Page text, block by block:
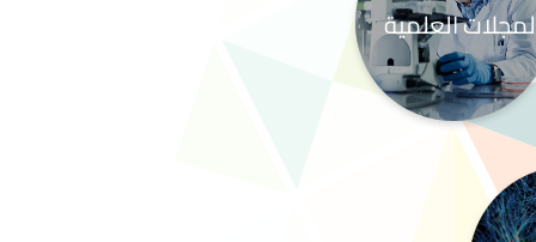
العلمية